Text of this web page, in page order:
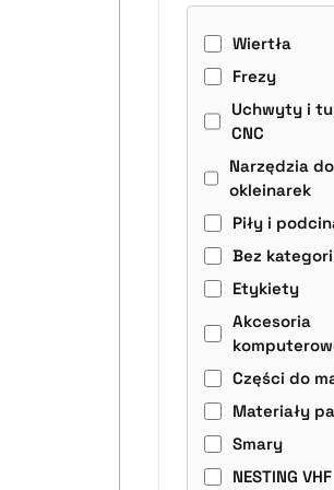
Wiertła
Frezy
Uchwyty i
CNC
Narzędzia do
okleinarek
Piły i
Bez
Etykiety
Akcesoria
Części do
Materiały
Smary
NESTING VHF